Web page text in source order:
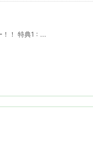
！！ 特典1 : ...